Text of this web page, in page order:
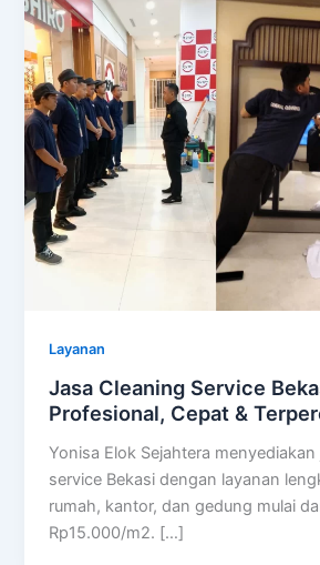
Layanan
Jasa Cleaning Service
Profesional, Cepat &
Yonisa Elok Sejahtera
service Bekasi dengan layanan
rumah, kantor, dan gedung mulai
Rp15.000/m2. […]